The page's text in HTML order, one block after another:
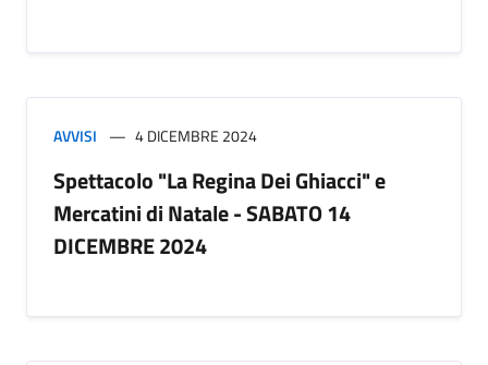
AVVISI 4 DICEMBRE 2024
Spettacolo "La Regina Dei Ghiacci" e
Mercatini di Natale - SABATO 14
DICEMBRE 2024